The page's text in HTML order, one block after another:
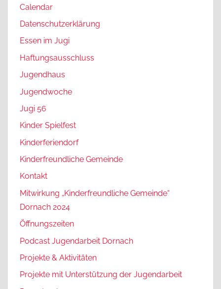
Calendar
Datenschutzerklärung
Essen im Jugi
Haftungsausschluss
Jugendhaus
Jugendwoche
Jugi 56
Kinder Spielfest
Kinderferiendorf
Kinderfreundliche Gemeinde
Kontakt
Mitwirkung „Kinderfreundliche Gemeinde“
Dornach 2024
Öffnungszeiten
Podcast Jugendarbeit Dornach
Projekte & Aktivitäten
Projekte mit Unterstützung der Jugendarbeit